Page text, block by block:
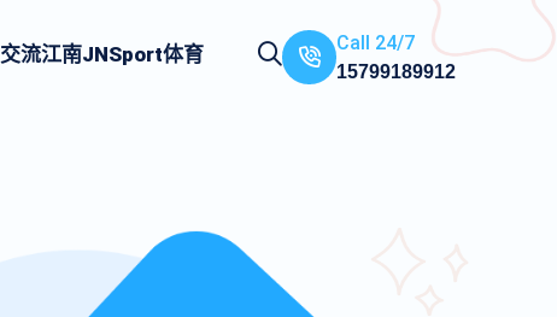
交流江南JNSport体育 Call 24/7
15799189912